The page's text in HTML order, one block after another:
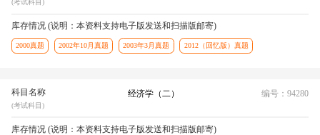
(考试科目)
库存情况 (说明：本资料支持电子版发送和扫描版邮寄)
2000真题 2002年10月真题 2003年3月真题 2012（回忆版）真题
科目名称
(考试科目)
经济学（二） 编号：94280
库存情况 (说明：本资料支持电子版发送和扫描版邮寄)